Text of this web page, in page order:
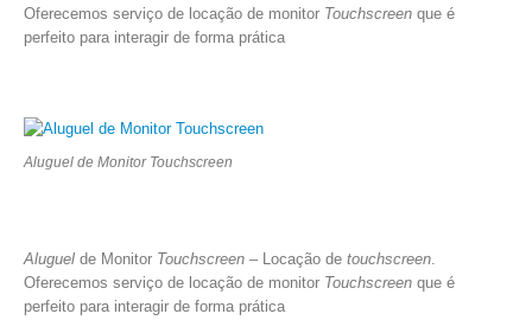
Oferecemos serviço de locação de monitor Touchscreen que é
perfeito para interagir de forma prática
Aluguel de Monitor Touchscreen
Aluguel de Monitor Touchscreen – Locação de touchscreen
Oferecemos serviço de locação de monitor Touchscreen que é
perfeito para interagir de forma prática